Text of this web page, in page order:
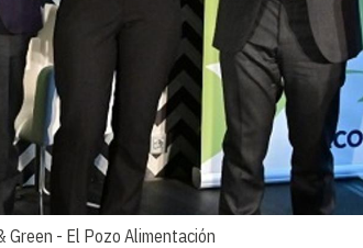
Green - El Pozo Alimentación